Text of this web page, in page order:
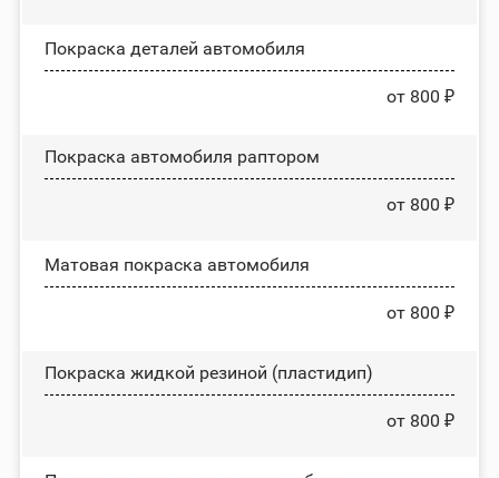
Покраска деталей автомобиля
от 800 ₽
Покраска автомобиля раптором
от 800 ₽
Матовая покраска автомобиля
от 800 ₽
Покраска жидкой резиной (пластидип)
от 800 ₽